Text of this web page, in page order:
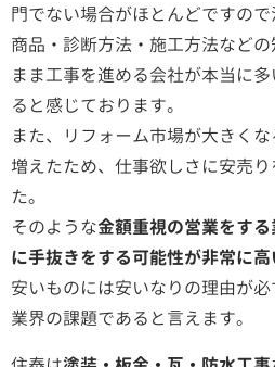
門でない場合がほとんどですので
商品・診断方法・施工方法など
まま工事を進める会社が本当に
ると感じております。
また、リフォーム市場が大きく
増えたため、仕事欲しさに安売
た。
そのような金額重視の営業をす
に手抜きをする可能性が非常に
安いものには安いなりの理由が
業界の課題であると言えます。